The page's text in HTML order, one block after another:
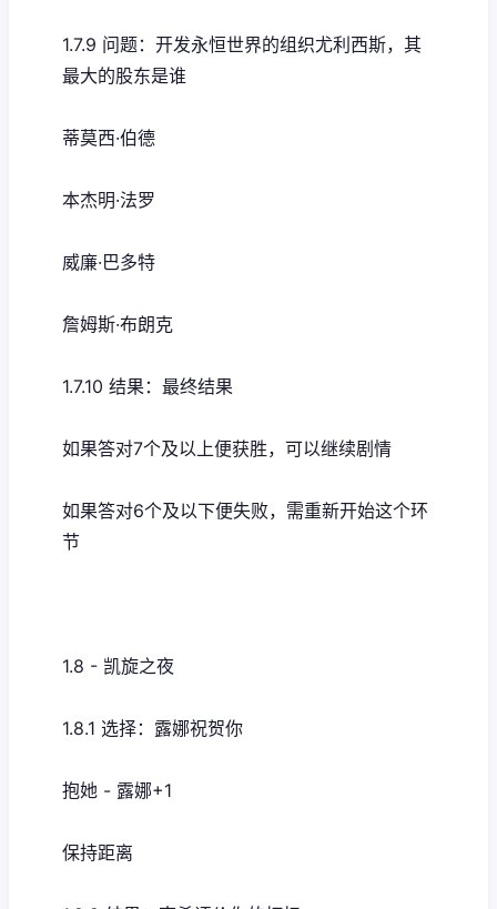
1.7.9 问题：开发永恒世界的组织尤利西斯，其
最大的股东是谁
蒂莫西·伯德
本杰明·法罗
威廉·巴多特
詹姆斯·布朗克
1.7.10 结果：最终结果
如果答对7个及以上便获胜，可以继续剧情
如果答对6个及以下便失败，需重新开始这个环
节
1.8 - 凯旋之夜
1.8.1 选择：露娜祝贺你
抱她 - 露娜+1
保持距离